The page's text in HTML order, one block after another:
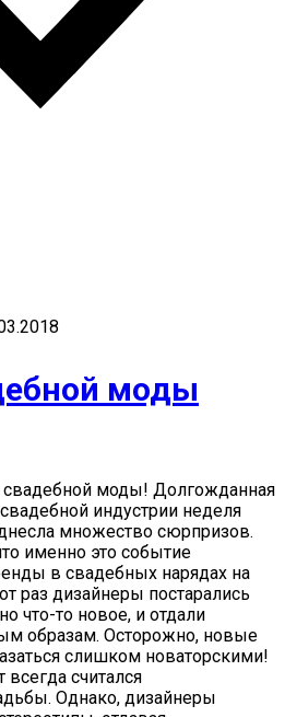
моды
моды! Долгожданная
индустрии неделя
множество сюрпризов.
именно это событие
в свадебных нарядах на
раз дизайнеры постарались
что-то новое, и отдали
образам. Осторожно, новые
слишком новаторскими!
считался
Однако, дизайнеры